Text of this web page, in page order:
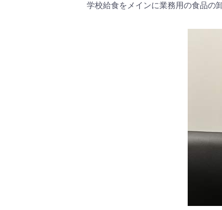
学校給食をメインに業務用の食品の